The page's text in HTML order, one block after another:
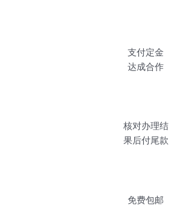
支付定金
达成合作
核对办理结
果后付尾款
免费包邮